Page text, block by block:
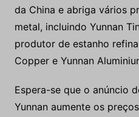
da China e abriga vários
metal, incluindo Yunnan
produtor de estanho
Copper e Yunnan
Espera-se que o anúncio
Yunnan aumente os